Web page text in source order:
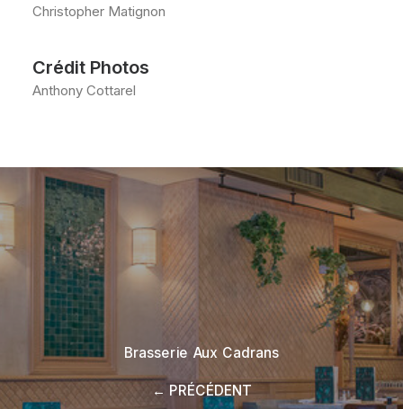
Christopher Matignon
Crédit Photos
Anthony Cottarel
Brasserie Aux Cadrans
← PRÉCÉDENT